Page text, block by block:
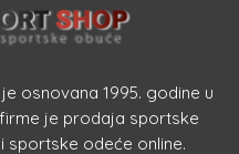
osnovana 1995. godine u
je prodaja sportske
sportske odeće online.